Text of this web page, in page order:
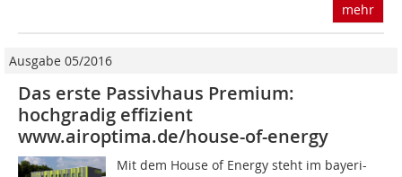
mehr
Ausgabe 05/2016
Das erste Passivhaus Premium:
hochgradig effizient
www.airoptima.de/house-of-energy
Mit dem House of Energy steht im bayeri-